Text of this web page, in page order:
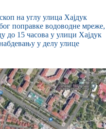
на углу улица Хајдук
поправке водоводне мреже,
до 15 часова у улици Хајдук
у делу улице